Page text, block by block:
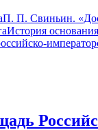
П. П. Свиньин.
История